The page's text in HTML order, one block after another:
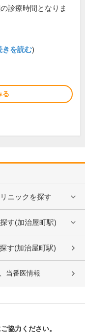
診療時間となりま
きを読む)
る
ニックを探す
す(加治屋町駅)
す(加治屋町駅)
当番医情報
協力ください。